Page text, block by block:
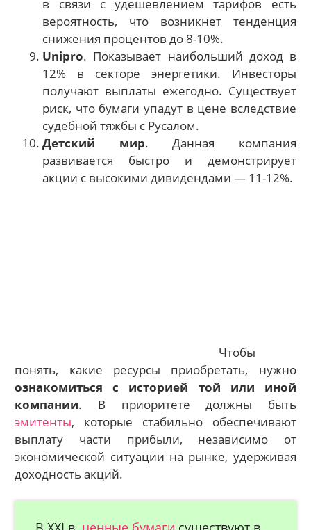
в связи с удешевлением тарифов есть
вероятность, что возникнет тенденция
снижения процентов до 8-10%.
Unipro. Показывает наибольший доход в
12% в секторе энергетики. Инвесторы
получают выплаты ежегодно. Существует
риск, что бумаги упадут в цене вследствие
судебной тяжбы с Русалом.
Детский мир. Данная компания
развивается быстро и демонстрирует
акции с высокими дивидендами — 11-12%.
Чтобы
понять, какие ресурсы приобретать, нужно
ознакомиться с историей той или иной
компании. В приоритете должны быть
эмитенты, которые стабильно обеспечивают
выплату части прибыли, независимо от
экономической ситуации на рынке, удерживая
доходность акций.